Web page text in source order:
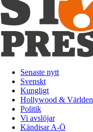
Senaste nytt
Svenskt
Kungligt
Hollywood & Världen
Politik
Vi avslöjar
Kändisar A-Ö